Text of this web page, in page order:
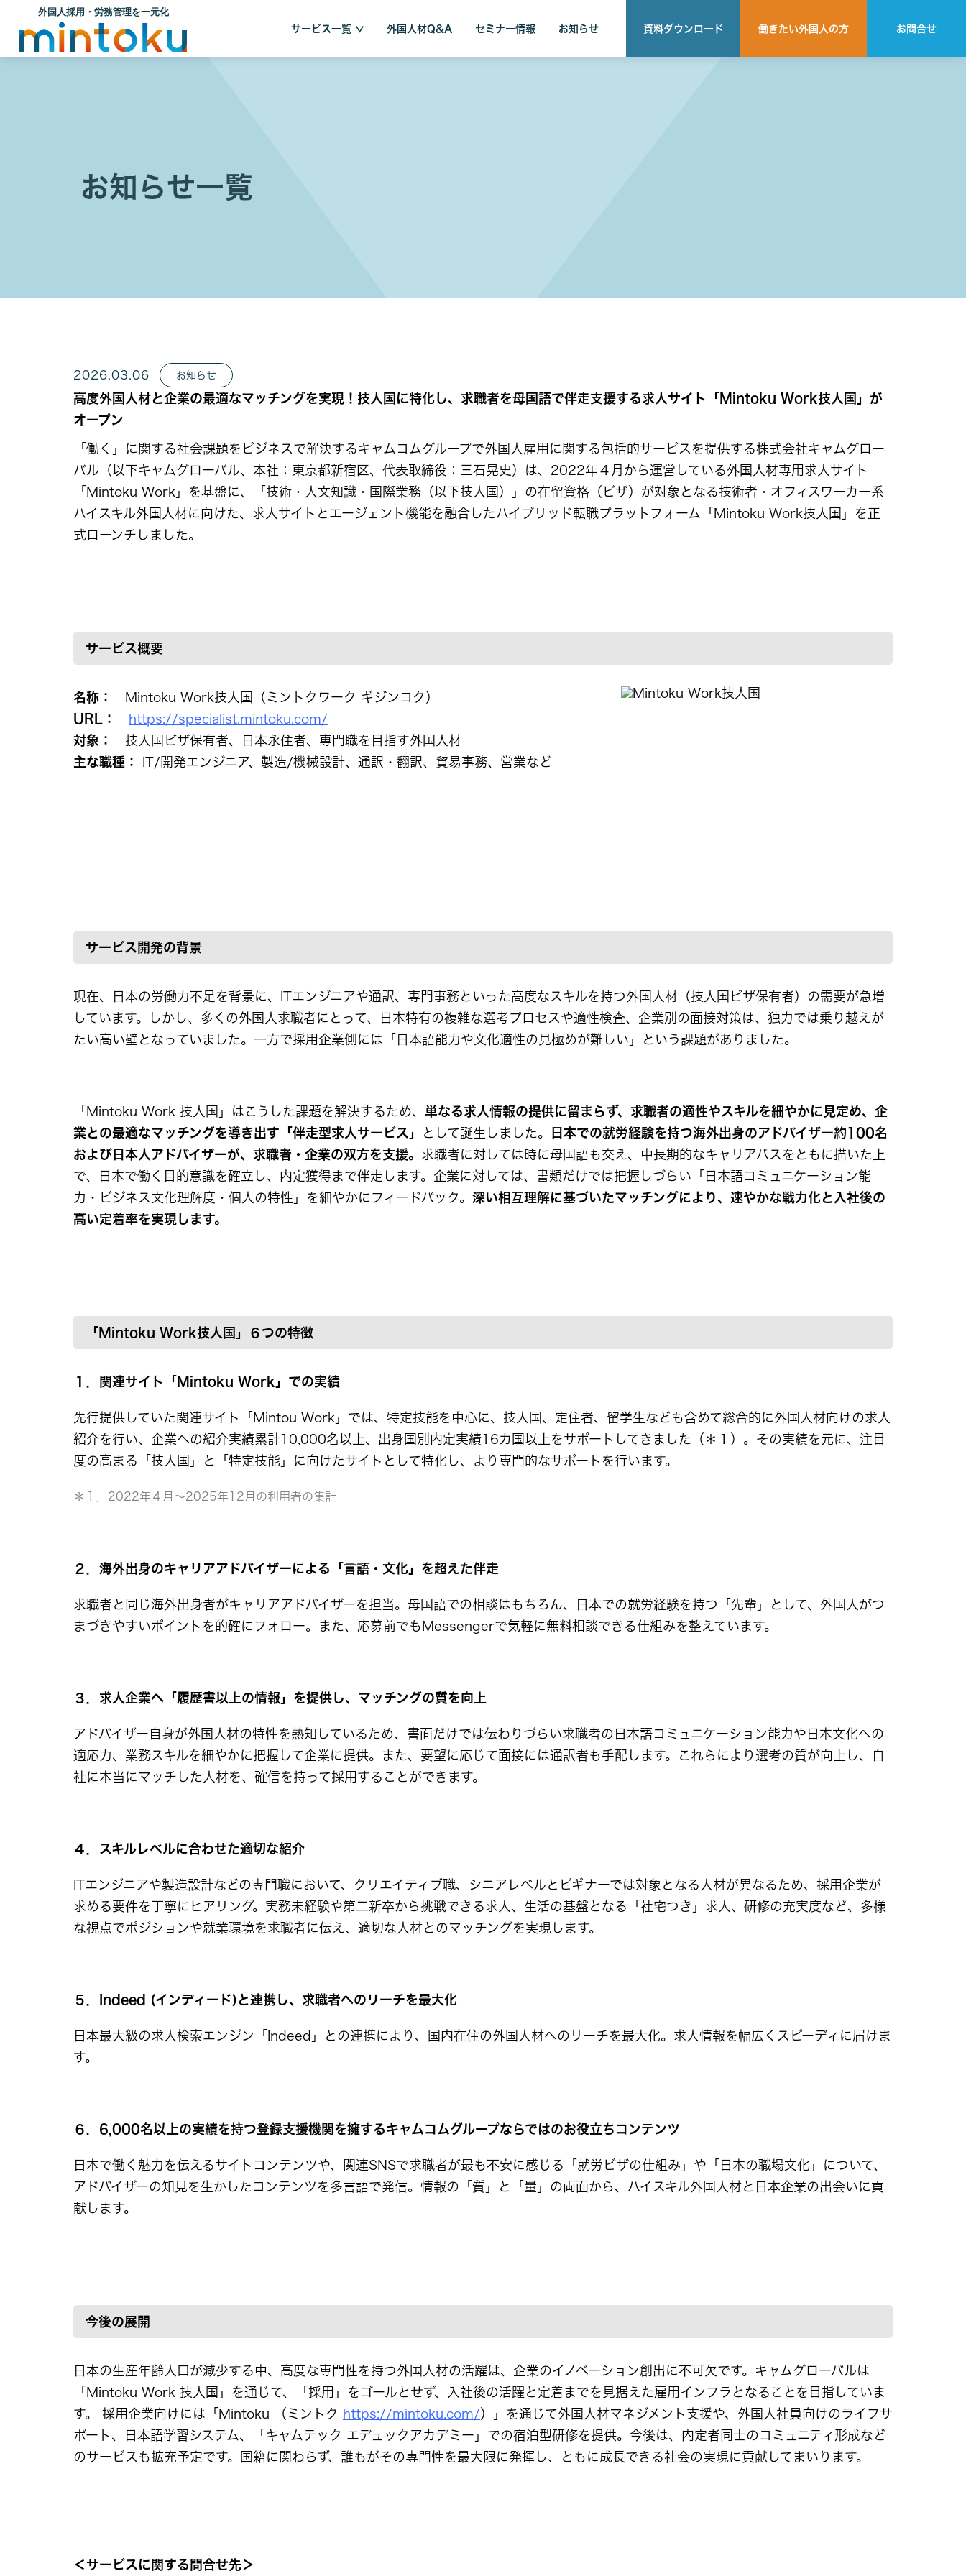
サービス一覧 外国人材Q&A セミナー情報 お知らせ 資料ダウンロード 働きたい外国人の方 お問合せ
お知らせ一覧
2026.03.06 お知らせ
高度外国人材と企業の最適なマッチングを実現！技人国に特化し、求職者を母国語で伴走支援する求人サイト「Mintoku Work技人国」が
オープン
「働く」に関する社会課題をビジネスで解決するキャムコムグループで外国人雇用に関する包括的サービスを提供する株式会社キャムグロー
バル（以下キャムグローバル、本社：東京都新宿区、代表取締役：三石晃史）は、2022年４月から運営している外国人材専用求人サイト
「Mintoku Work」を基盤に、「技術・人文知識・国際業務（以下技人国）」の在留資格（ビザ）が対象となる技術者・オフィスワーカー系
ハイスキル外国人材に向けた、求人サイトとエージェント機能を融合したハイブリッド転職プラットフォーム「Mintoku Work技人国」を正
式ローンチしました。
サービス概要
名称：
Mintoku Work技人国（ミントクワーク ギジンコク）
URL：
https://specialist.mintoku.com/
対象：
技人国ビザ保有者、日本永住者、専門職を目指す外国人材
主な職種：
IT/開発エンジニア、製造/機械設計、通訳・翻訳、貿易事務、営業など
サービス開発の背景
現在、日本の労働力不足を背景に、ITエンジニアや通訳、専門事務といった高度なスキルを持つ外国人材（技人国ビザ保有者）の需要が急増
しています。しかし、多くの外国人求職者にとって、日本特有の複雑な選考プロセスや適性検査、企業別の面接対策は、独力では乗り越えが
たい高い壁となっていました。一方で採用企業側には「日本語能力や文化適性の見極めが難しい」という課題がありました。
「Mintoku Work 技人国」はこうした課題を解決するため、 単なる求人情報の提供に留まらず、求職者の適性やスキルを細やかに見定め、企
業との最適なマッチングを導き出す「伴走型求人サービス」
として誕生しました。
日本での就労経験を持つ海外出身のアドバイザー約100名
および日本人アドバイザーが、求職者・企業の双方を支援。 求職者に対しては時に母国語も交え、中長期的なキャリアパスをともに描いた上
で、日本で働く目的意識を確立し、内定獲得まで伴走します。企業に対しては、書類だけでは把握しづらい「日本語コミュニケーション能
力・ビジネス文化理解度・個人の特性」を細やかにフィードバック。 深い相互理解に基づいたマッチングにより、速やかな戦力化と入社後の
高い定着率を実現します。
「Mintoku Work技人国」６つの特徴
１．関連サイト「Mintoku Work」での実績
先行提供していた関連サイト「Mintou Work」では、特定技能を中心に、技人国、定住者、留学生なども含めて総合的に外国人材向けの求人
紹介を行い、企業への紹介実績累計10,000名以上、出身国別内定実績16カ国以上をサポートしてきました（＊１）。その実績を元に、注目
度の高まる「技人国」と「特定技能」に向けたサイトとして特化し、より専門的なサポートを行います。
＊１．2022年４月～2025年12月の利用者の集計
２．海外出身のキャリアアドバイザーによる「言語・文化」を超えた伴走
求職者と同じ海外出身者がキャリアアドバイザーを担当。母国語での相談はもちろん、日本での就労経験を持つ「先輩」として、外国人がつ
まづきやすいポイントを的確にフォロー。また、応募前でもMessengerで気軽に無料相談できる仕組みを整えています。
３．求人企業へ「履歴書以上の情報」を提供し、マッチングの質を向上
アドバイザー自身が外国人材の特性を熟知しているため、書面だけでは伝わりづらい求職者の日本語コミュニケーション能力や日本文化への
適応力、業務スキルを細やかに把握して企業に提供。また、要望に応じて面接には通訳者も手配します。これらにより選考の質が向上し、自
社に本当にマッチした人材を、確信を持って採用することができます。
４．スキルレベルに合わせた適切な紹介
ITエンジニアや製造設計などの専門職において、クリエイティブ職、シニアレベルとビギナーでは対象となる人材が異なるため、採用企業が
求める要件を丁寧にヒアリング。実務未経験や第二新卒から挑戦できる求人、生活の基盤となる「社宅つき」求人、研修の充実度など、多様
な視点でポジションや就業環境を求職者に伝え、適切な人材とのマッチングを実現します。
５．Indeed (インディード)と連携し、求職者へのリーチを最大化
日本最大級の求人検索エンジン「Indeed」との連携により、国内在住の外国人材へのリーチを最大化。求人情報を幅広くスピーディに届けま
す。
６．6,000名以上の実績を持つ登録支援機関を擁するキャムコムグループならではのお役立ちコンテンツ
日本で働く魅力を伝えるサイトコンテンツや、関連SNSで求職者が最も不安に感じる「就労ビザの仕組み」や「日本の職場文化」について、
アドバイザーの知見を生かしたコンテンツを多言語で発信。情報の「質」と「量」の両面から、ハイスキル外国人材と日本企業の出会いに貢
献します。
今後の展開
日本の生産年齢人口が減少する中、高度な専門性を持つ外国人材の活躍は、企業のイノベーション創出に不可欠です。キャムグローバルは
「Mintoku Work 技人国」を通じて、「採用」をゴールとせず、入社後の活躍と定着までを見据えた雇用インフラとなることを目指していま
す。 採用企業向けには「Mintoku （ミントク
https://mintoku.com/）」を通じて外国人材マネジメント支援や、外国人社員向けのライフサ
ポート、日本語学習システム、「キャムテック エデュックアカデミー」での宿泊型研修を提供。今後は、内定者同士のコミュニティ形成など
のサービスも拡充予定です。国籍に関わらず、誰もがその専門性を最大限に発揮し、ともに成長できる社会の実現に貢献してまいります。
＜サービスに関する問合せ先＞